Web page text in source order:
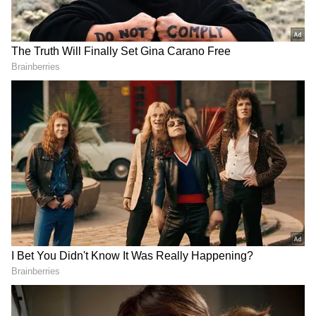
Image Credit :Our Own
సౌత్ లో అత్యధిక రెమ్యునరేషన్ తీసుకున్న నటి
దీనితో విజయశాంతి సౌత్ లో అత్యధిక రెమ్యునరేషన్
అందుకునే నటిగా ఎదిగారు. ఈ క్రమంలో విజయశాంతిని
చూసి కొందరు అగ్ర హీరోలు అసూయపడ్డారు అనే ప్రచారం
ఉంది. ఓ ఇంటర్వ్యూలో విజయశాంతిని యాంకర్ ఆసక్తికర
ప్రశ్న అడిగారు. మీరు తిరుగులేని స్టార్ గా ఎదగడం చూసి
అప్పటి మెగాస్టార్ ఒకరు ఈర్ష్య పడ్డారు అనే టాక్ ఉంది.
నిజమేనా అని ప్రశ్నించారు.